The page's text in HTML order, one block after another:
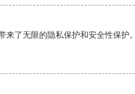
来了无限的隐私保护和安全性保护